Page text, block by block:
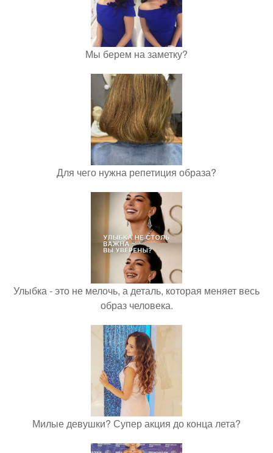
Мы берем на заметку?
Для чего нужна репетиция образа?
Улыбка - это не мелочь, а деталь, которая меняет весь
образ человека.
Милые девушки? Супер акция до конца лета?